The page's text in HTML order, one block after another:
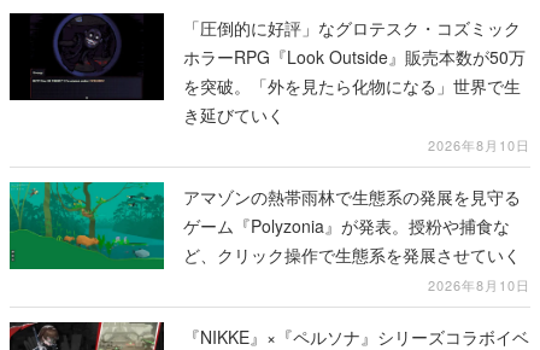
「圧倒的に好評」なグロテスク・コズミック
ホラーRPG『Look Outside』販売本数が50万
を突破。「外を見たら化物になる」世界で生
き延びていく
2026年8月10日
アマゾンの熱帯雨林で生態系の発展を見守る
ゲーム『Polyzonia』が発表。授粉や捕食な
ど、クリック操作で生態系を発展させていく
2026年8月10日
『NIKKE』×『ペルソナ』シリーズコラボイベ